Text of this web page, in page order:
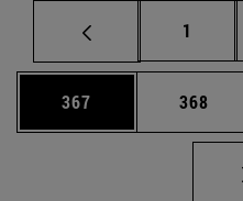
Página
1
Página
367 Página
368